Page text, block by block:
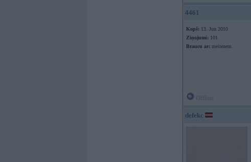
4461
Kopš: 13. Jun 2010
Ziņojumi: 101
Braucu ar: meitenem.
defekc